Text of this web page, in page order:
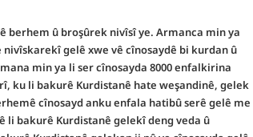
berhem û broşûrek nivîsî ye. Armanca min ya
gelê xwe vê cînosaydê bi kurdan û
min ya li ser cînosayda 8000 enfalkirina
ku li bakurê Kurdistanê hate weşandinê, gelek
cînosayd anku enfala hatibû serê gelê me
li bakurê Kurdistanê gelekî deng veda û